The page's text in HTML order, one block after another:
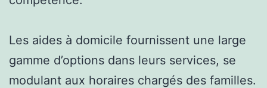
Les aides à domicile fournissent une large
gamme d’options dans leurs services, se
modulant aux horaires chargés des familles.